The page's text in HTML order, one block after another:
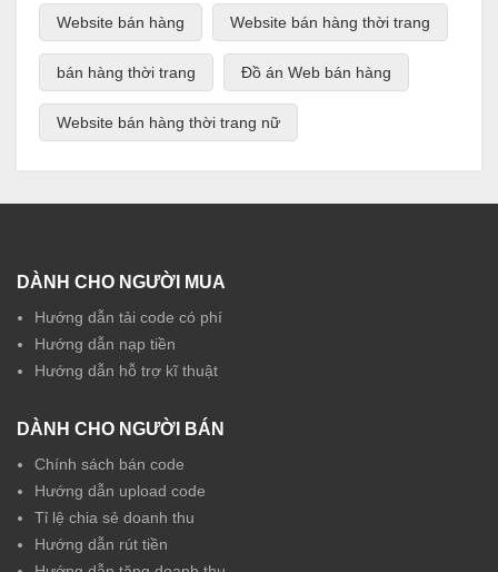
Website bán hàng Website bán hàng thời trang
bán hàng thời trang Đồ án Web bán hàng
Website bán hàng thời trang nữ
DÀNH CHO NGƯỜI MUA
Hướng dẫn tải code có phí
Hướng dẫn nạp tiền
Hướng dẫn hỗ trợ kĩ thuật
DÀNH CHO NGƯỜI BÁN
Chính sách bán code
Hướng dẫn upload code
Tỉ lệ chia sẻ doanh thu
Hướng dẫn rút tiền